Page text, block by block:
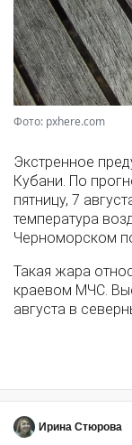
Фото: pxhere.com
Экстренное
Кубани. По
пятницу, 7
температура
Черноморском
Такая жара
краевом МЧС.
августа в
Ирина Стюрова